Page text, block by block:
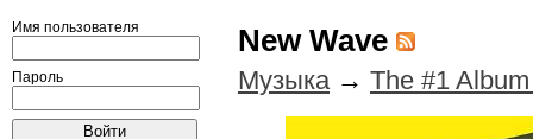
New Wave
Музыка → The #1
Имя пользователя
Пароль